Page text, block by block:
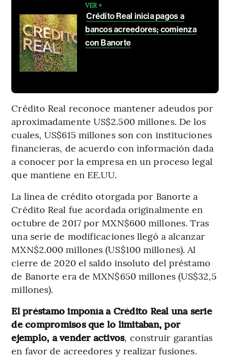
VER +
Crédito Real inicia pagos a
bancos acreedores; comienza
con Banorte
Crédito Real reconoce mantener adeudos por
aproximadamente US$2.500 millones. De los
cuales, US$615 millones son con instituciones
financieras, de acuerdo con información dada
a conocer por la empresa en un proceso legal
que mantiene en EE.UU.
La línea de crédito otorgada por Banorte a
Crédito Real fue acordada originalmente en
octubre de 2017 por MXN$600 millones. Tras
una serie de modificaciones llegó a alcanzar
MXN$2.000 millones (US$100 millones). Al
cierre de 2020 el saldo insoluto del préstamo
de Banorte era de MXN$650 millones (US$32,5
millones).
El préstamo imponía a Crédito Real una serie
de compromisos que lo limitaban, por
ejemplo, a vender activos, construir garantías
en favor de acreedores y realizar fusiones.